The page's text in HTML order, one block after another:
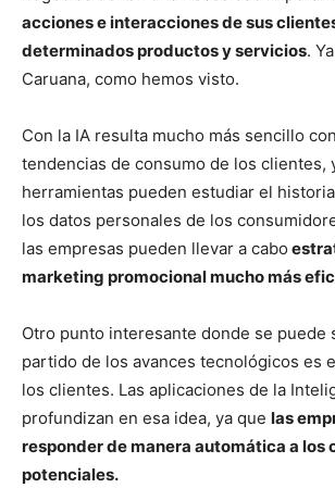
acciones e interacciones de sus
determinados productos y servicios.
Caruana, como hemos visto.
Con la IA resulta mucho más sencillo
tendencias de consumo de los clientes,
herramientas pueden estudiar el
los datos personales de los
las empresas pueden llevar a cabo
marketing promocional mucho más
Otro punto interesante donde se puede
partido de los avances tecnológicos es
los clientes. Las aplicaciones de la
profundizan en esa idea, ya que las
responder de manera automática a los
potenciales.